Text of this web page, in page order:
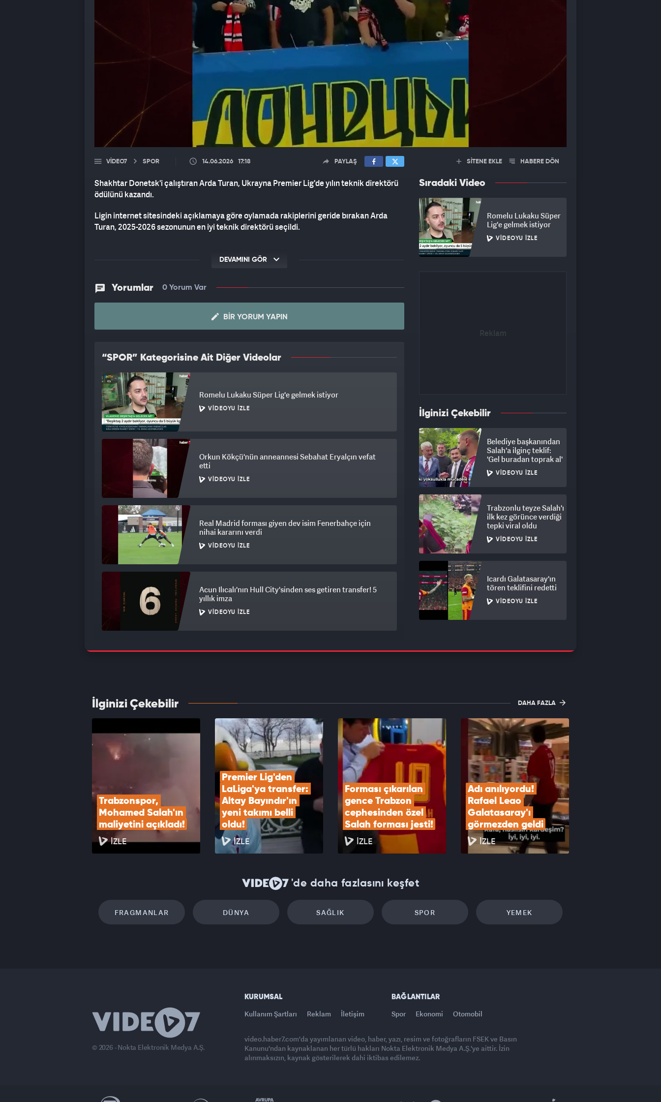
VIDEO7 SPOR 14.06.2026 17:18 PAYLAŞ
Shakhtar Donetsk'i çalıştıran Arda Turan, Ukrayna Premier Lig'de yılın teknik direktörü
ödülünü kazandı.
Ligin internet sitesindeki açıklamaya göre oylamada rakiplerini geride bırakan Arda
Turan, 2025-2026 sezonunun en iyi teknik direktörü seçildi.
DEVAMINI GÖR
Yorumlar 0 Yorum Var
BIR YORUM YAPIN
“SPOR” Kategorisine Ait Diğer Videolar
Romelu Lukaku Süper Lig'e gelmek istiyor
VIDEOYU İZLE
Orkun Kökçü'nün anneannesi Sebahat Eryalçın vefat
etti
VIDEOYU İZLE
Real Madrid forması giyen dev isim Fenerbahçe için
nihai kararını verdi
VIDEOYU İZLE
Acun Ilıcalı'nın Hull City'sinden ses getiren transfer! 5
yıllık imza
VIDEOYU İZLE
Forması çıkarılan gence Trabzon cephesinden özel
Salah forması jesti!
VIDEOYU İZLE
SİTENE EKLE HABERE DÖN
Sıradaki Video
Romelu Lukaku Süper
Lig'e gelmek istiyor
VIDEOYU İZLE
İlginizi Çekebilir
Belediye başkanından
Salah'a ilginç teklif:
'Gel buradan toprak al'
VIDEOYU İZLE
Trabzonlu teyze Salah'ı
ilk kez görünce verdiği
tepki viral oldu
VIDEOYU İZLE
Icardı Galatasaray'ın
tören teklifini redetti
VIDEOYU İZLE
İlginizi Çekebilir DAHA FAZLA
Trabzonspor,
Mohamed Salah'ın
maliyetini açıkladı!
İZLE
Premier Lig'den
LaLiga'ya transfer:
Altay Bayındır'ın
yeni takımı belli
oldu!
İZLE
Forması çıkarılan
gence Trabzon
cephesinden özel
Salah forması jesti!
İZLE
Adı anılıyordu!
Rafael Leao
Galatasaray'ı
görmezden geldi
İZLE
'de daha fazlasını keşfet
FRAGMANLAR DÜNYA SAĞLIK SPOR YEMEK
© 2026 - Nokta Elektronik Medya A.Ş.
KURUMSAL
Kullanım Şartları Reklam İletişim
BAĞLANTILAR
Spor Ekonomi Otomobil
video.haber7.com'da yayımlanan video, haber, yazı, resim ve fotoğrafların FSEK ve Basın
Kanunu'ndan kaynaklanan her türlü hakları Nokta Elektronik Medya A.Ş.'ye aittir. İzin
alınmaksızın, kaynak gösterilerek dahi iktibas edilemez.